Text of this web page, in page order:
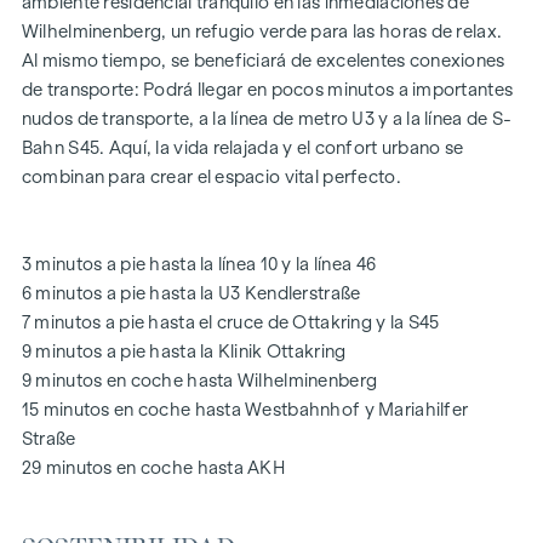
refugio único para todas las generaciones. Aquí es donde la
naturaleza se encuentra con la vida urbana y crea una
calidad de vida excepcional.
Las zonas comunes con bancos y mesas invitan a relajarse y
ofrecen un lugar de encuentro natural para todas las
generaciones. Una acogedora zona de juegos infantiles
los niños puedan jugar con seguridad y despreocupación.
Durante la fase de planificación se hizo especial hincapié en
los materiales sostenibles.
El uso exclusivo por parte de los residentes hace de este
patio interior oasis de paz un activo especial del proyecto y
garantiza una calidad de vida excepcional. Experimente la
vida moderna con un valor añadido ecológico: ¡bienvenido a
Wilhelminenberg, un refugio verde para las horas de relax.
Al mismo tiempo, se beneficiará de excelentes conexiones
de transporte: Podrá llegar en pocos minutos a importantes
nudos de transporte, a la línea de metro U3 y a la línea de S-
Bahn S45. Aquí, la vida relajada y el confort urbano se
combinan para crear el espacio vital perfecto.
3 minutos a pie hasta la línea 10 y la línea 46
6 minutos a pie hasta la U3 Kendlerstraße
7 minutos a pie hasta el cruce de Ottakring y la S45
9 minutos a pie hasta la Klinik Ottakring
9 minutos en coche hasta Wilhelminenberg
15 minutos en coche hasta Westbahnhof y Mariahilfer
Straße
29 minutos en coche hasta AKH